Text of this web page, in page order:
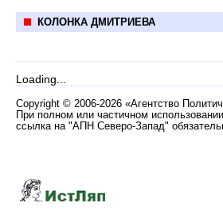
КОЛОНКА ДМИТРИЕВА
Loading...
Copyright © 2006-2026 «Агентство
При полном или частичном
ссылка на "АПН Северо-Запад"